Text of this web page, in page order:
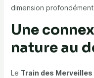
dimension
Une
nature au
Le Train des Merveilles